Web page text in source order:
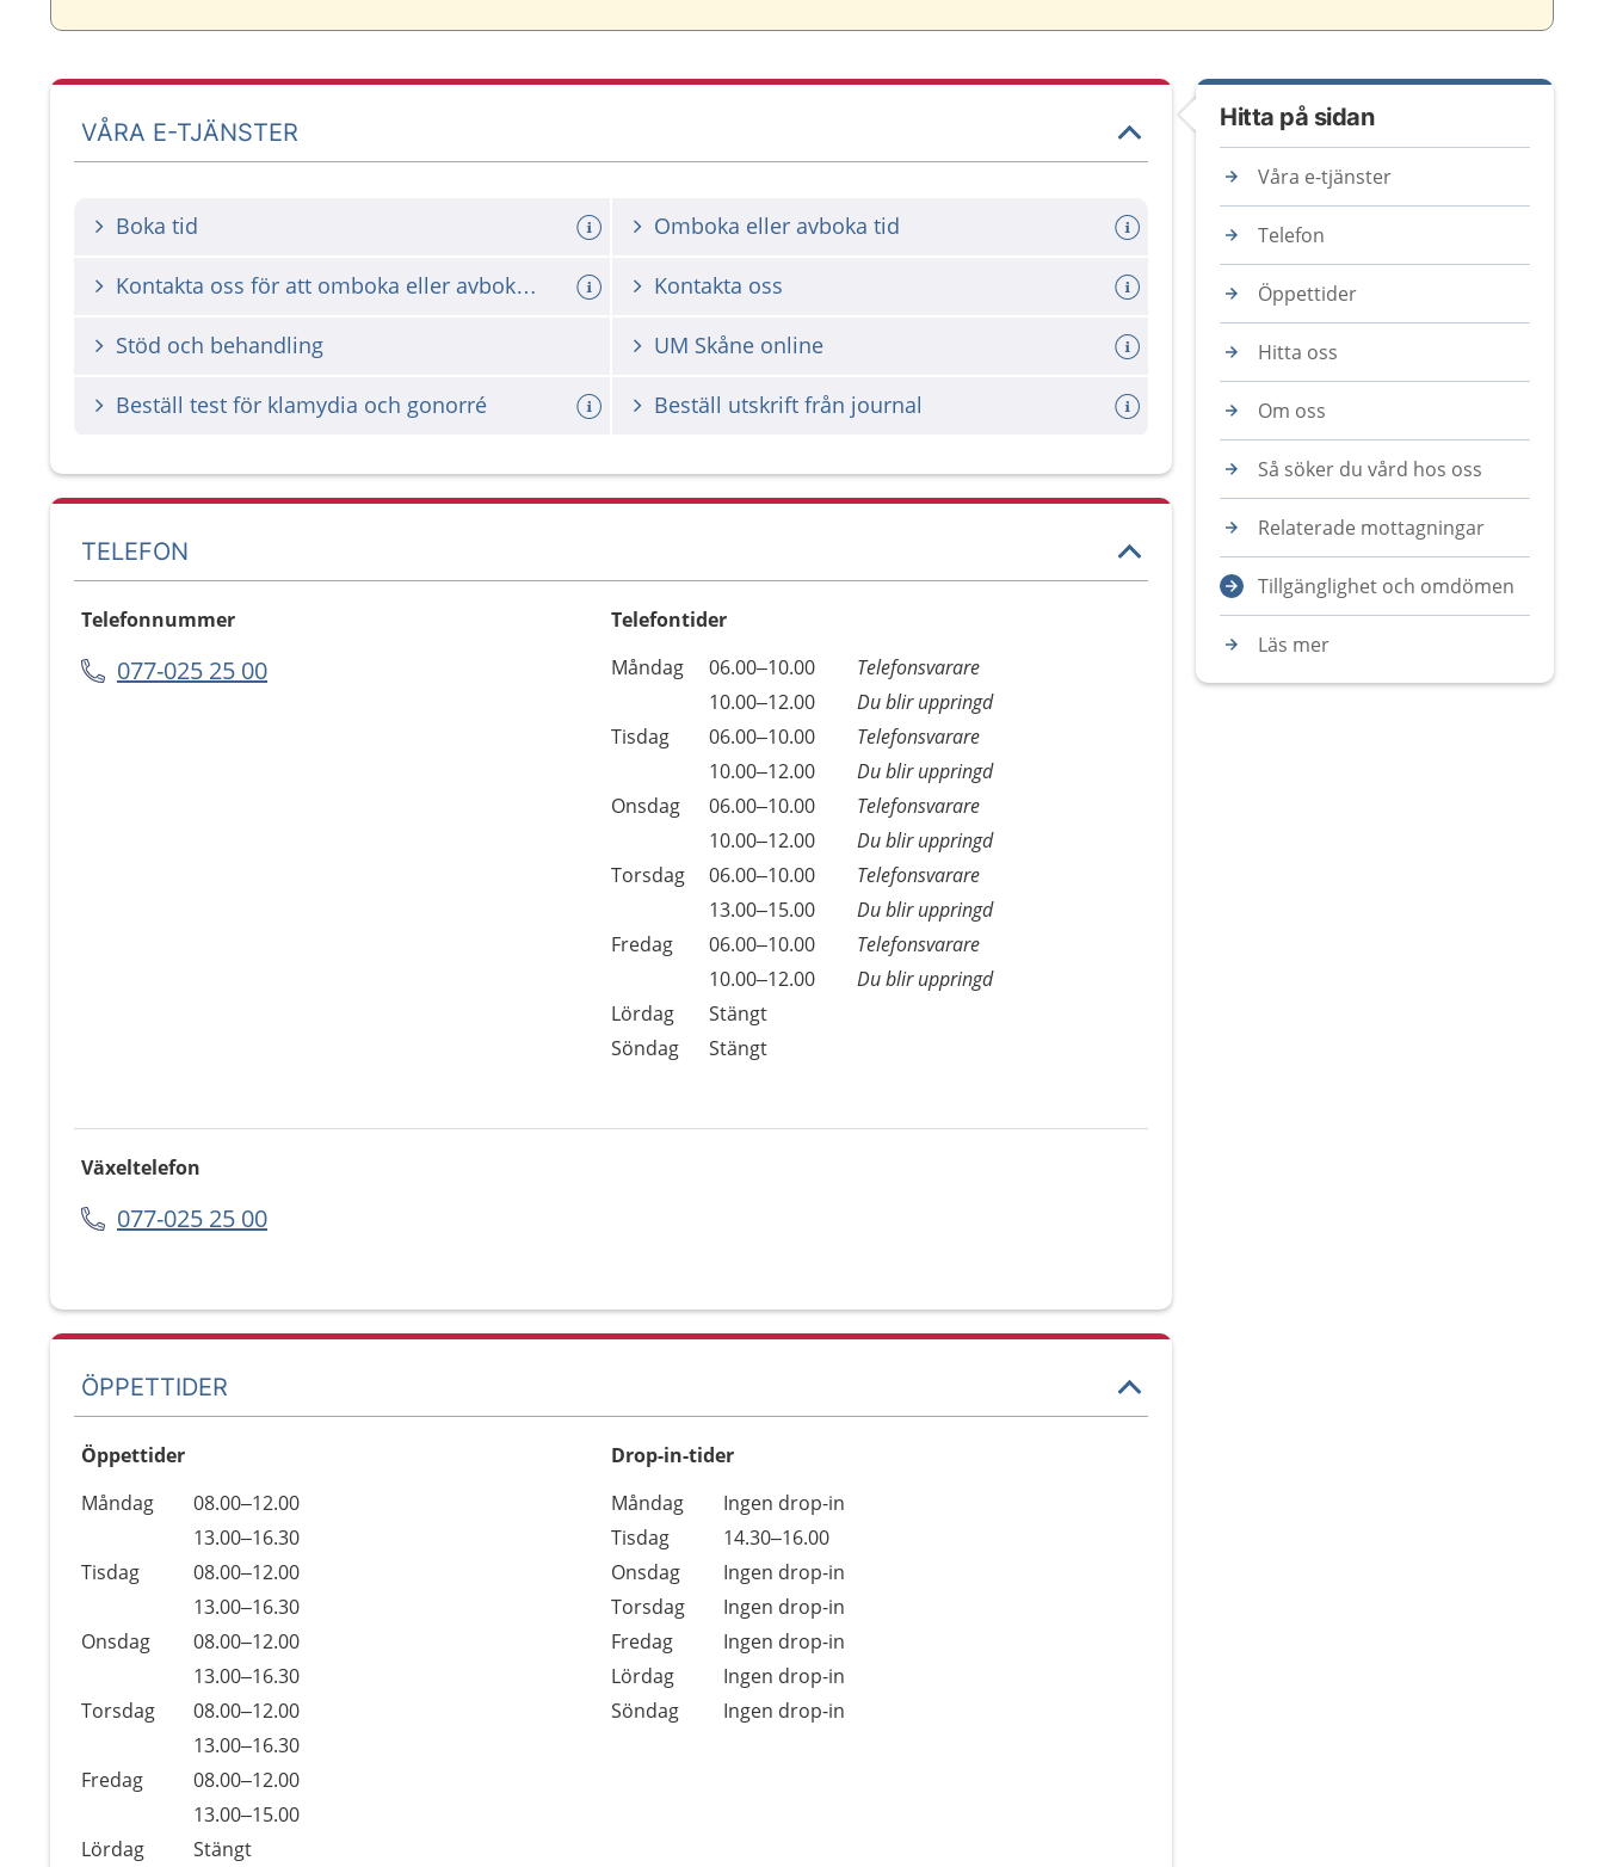
VÅRA E-TJÄNSTER
Boka tid Omboka eller avboka tid
Kontakta oss för att omboka eller avboka tid Kontakta oss
Stöd och behandling UM Skåne online
Beställ test för klamydia och gonorré Beställ utskrift från journal
TELEFON
Telefonnummer
077-025 25 00
Telefontider
Dag
Öppettider
Kommentarer
Måndag 06.00–10.00
Telefonsvarare
10.00–12.00
Du blir uppringd
Tisdag
06.00–10.00
Telefonsvarare
10.00–12.00
Du blir uppringd
Onsdag
06.00–10.00
Telefonsvarare
10.00–12.00
Du blir uppringd
Torsdag
06.00–10.00
Telefonsvarare
13.00–15.00
Du blir uppringd
Fredag
06.00–10.00
Telefonsvarare
10.00–12.00
Du blir uppringd
Lördag
Stängt
Söndag
Stängt
Växeltelefon
077-025 25 00
ÖPPETTIDER
Öppettider
Dag
Öppettider
Kommentarer
Måndag
08.00–12.00
13.00–16.30
Tisdag
08.00–12.00
13.00–16.30
Onsdag
08.00–12.00
13.00–16.30
Torsdag
08.00–12.00
13.00–16.30
Fredag
08.00–12.00
13.00–15.00
Lördag
Stängt
Drop-in-tider
Måndag
Ingen drop-in
Tisdag
14.30–16.00
Onsdag
Ingen drop-in
Torsdag
Ingen drop-in
Fredag
Ingen drop-in
Lördag
Ingen drop-in
Söndag
Ingen drop-in
Hitta på sidan
Våra e-tjänster
Telefon
Öppettider
Hitta oss
Om oss
Så söker du vård hos oss
Relaterade mottagningar
Tillgänglighet och omdömen
Läs mer